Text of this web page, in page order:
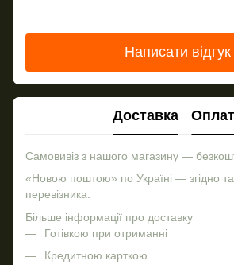
Написати відгук
Доставка
Самовивіз з нашого магазину —
«Новою поштою» по Україні — згідно
перевізника.
Більше інформації про доставку
Готівкою при отриманні
Кредитною карткою